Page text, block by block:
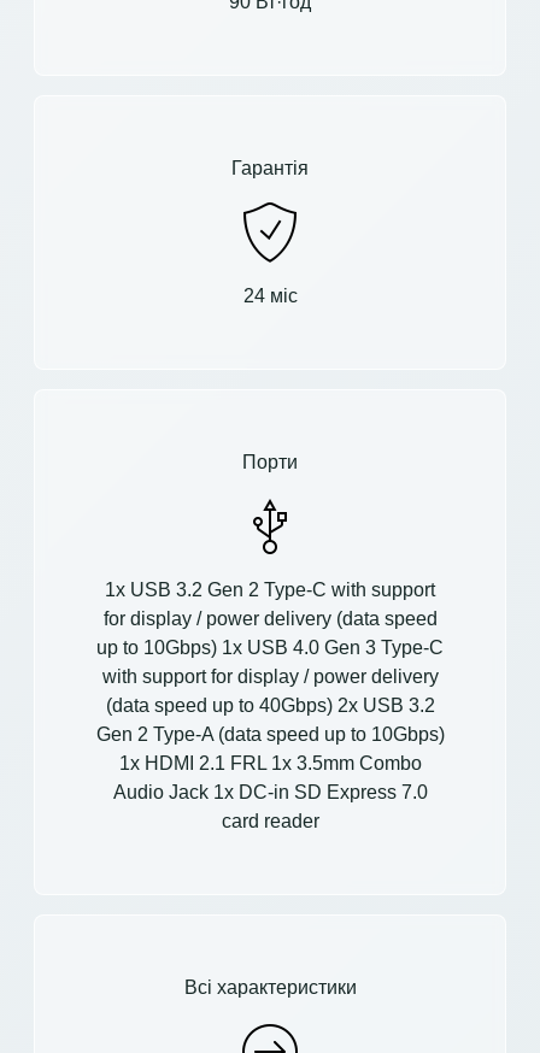
Гарантія
24 міс
Порти
1x USB 3.2 Gen 2 Type-C with support
for display / power delivery (data speed
up to 10Gbps) 1x USB 4.0 Gen 3 Type-C
with support for display / power delivery
(data speed up to 40Gbps) 2x USB 3.2
Gen 2 Type-A (data speed up to 10Gbps)
1x HDMI 2.1 FRL 1x 3.5mm Combo
Audio Jack 1x DC-in SD Express 7.0
card reader
Всі характеристики